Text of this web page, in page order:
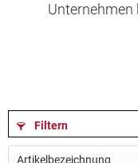
Unternehmen
Filtern